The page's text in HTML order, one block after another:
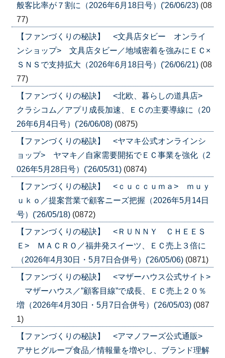
般客比率が７割に（2026年6月18日号）('26/06/23) (08
77)
【ファンづくりの秘訣】 <文具店タビー オンライ
ンショップ> 文具店タビー／地域密着を強みにＥＣ×
ＳＮＳで支持拡大（2026年6月18日号）('26/06/21) (08
77)
【ファンづくりの秘訣】 <北欧、暮らしの道具店>
クラシコム／アプリ成長加速、ＥＣの主要導線に（20
26年6月4日号）('26/06/08) (0875)
【ファンづくりの秘訣】 <ヤマキ公式オンラインシ
ョップ> ヤマキ／自家需要開拓でＥＣ事業を強化（2
026年5月28日号）('26/05/31) (0874)
【ファンづくりの秘訣】 <ｃｕｃｃｕｍａ> ｍｕｙ
ｕｋｏ／提案営業で顧客ニーズ把握（2026年5月14日
号）('26/05/18) (0872)
【ファンづくりの秘訣】 <ＲＵＮＮＹ ＣＨＥＥＳ
Ｅ> ＭＡＣＲＯ／福井発スイーツ、ＥＣ売上３倍に
（2026年4月30日・5月7日合併号）('26/05/06) (0871)
【ファンづくりの秘訣】 <マザーハウス公式サイト>
マザーハウス／”顧客目線”で成長、ＥＣ売上２０％
増（2026年4月30日・5月7日合併号）('26/05/03) (087
1)
【ファンづくりの秘訣】 <アマノフーズ公式通販>
アサヒグループ食品／情報量を増やし、ブランド理解